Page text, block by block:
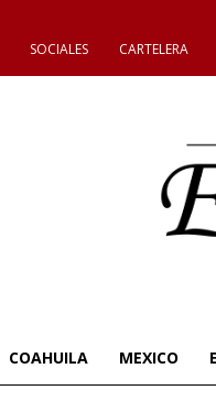
SOCIALES CARTELERA
COAHUILA MEXICO